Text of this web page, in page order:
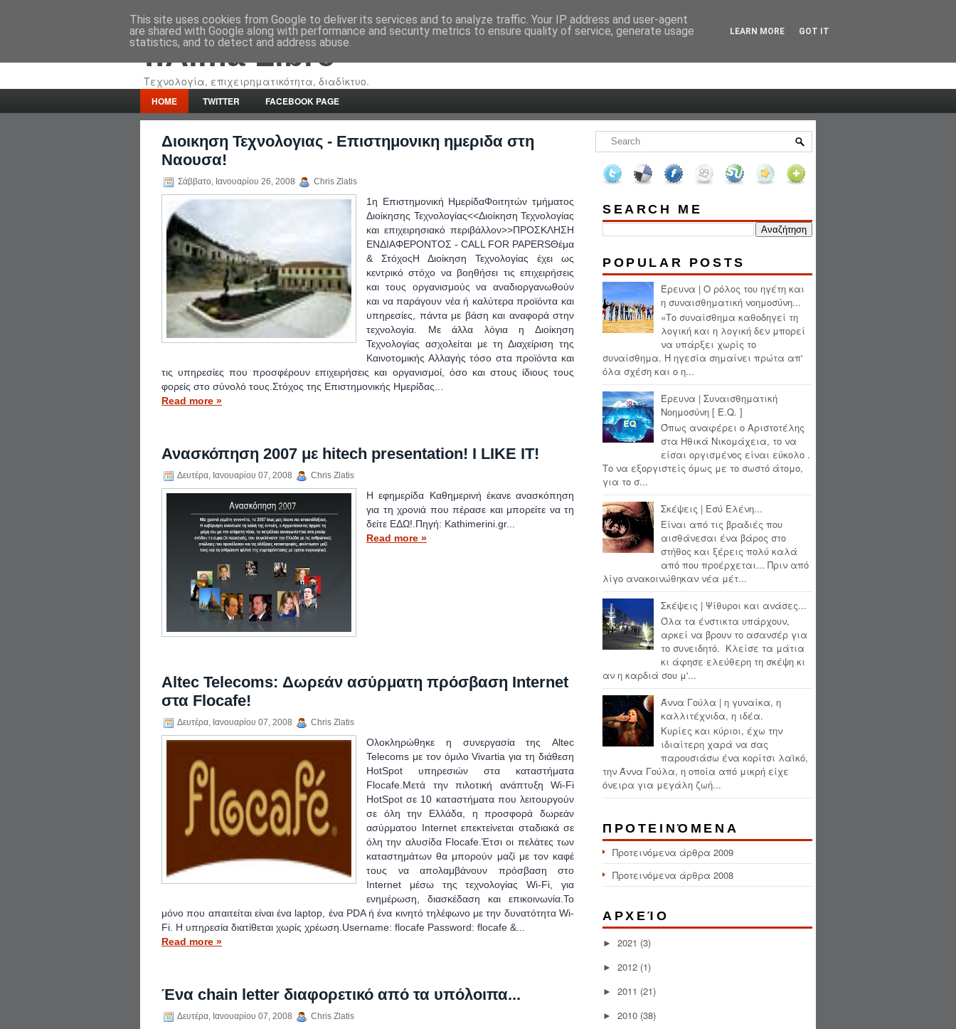
HOME
::Alma Libre
Τεχνολογία, επιχειρηματικότητα, διαδίκτυο.
HOME TWITTER FACEBOOK PAGE
Διοικηση Τεχνολογιας - Επιστημονικη ημεριδα στη
Ναουσα!
Σάββατο, Ιανουαρίου 26, 2008 Chris Zlatis
1η Επιστημονική ΗμερίδαΦοιτητών τμήματος
Διοίκησης Τεχνολογίας<<Διοίκηση Τεχνολογίας
και επιχειρησιακό περιβάλλον>>ΠΡΟΣΚΛΗΣΗ
ΕΝΔΙΑΦΕΡΟΝΤΟΣ - CALL FOR PAPERSΘέμα
& ΣτόχοςΗ Διοίκηση Τεχνολογίας έχει ως
κεντρικό στόχο να βοηθήσει τις επιχειρήσεις
και τους οργανισμούς να αναδιοργανωθούν
και να παράγουν νέα ή καλύτερα προϊόντα και
υπηρεσίες, πάντα με βάση και αναφορά στην
τεχνολογία. Με άλλα λόγια η Διοίκηση
Τεχνολογίας ασχολείται με τη Διαχείριση της
Καινοτομικής Αλλαγής τόσο στα προϊόντα και
τις υπηρεσίες που προσφέρουν επιχειρήσεις και οργανισμοί, όσο και στους ίδιους τους
φορείς στο σύνολό τους.Στόχος της Επιστημονικής Ημερίδας...
Read more »
Ανασκόπηση 2007 με hitech presentation! I LIKE IT!
Δευτέρα, Ιανουαρίου 07, 2008 Chris Zlatis
H εφημερίδα Καθημερινή έκανε ανασκόπηση
για τη χρονιά που πέρασε και μπορείτε να τη
δείτε ΕΔΩ!.Πηγή: Kathimerini.gr...
Read more »
Altec Telecoms: Δωρεάν ασύρματη πρόσβαση Internet
στα Flocafe!
Δευτέρα, Ιανουαρίου 07, 2008 Chris Zlatis
Oλοκληρώθηκε η συνεργασία της Altec
Telecoms με τον όμιλο Vivartia για τη διάθεση
HotSpot υπηρεσιών στα καταστήματα
Flocafe.Μετά την πιλοτική ανάπτυξη Wi-Fi
HotSpot σε 10 καταστήματα που λειτουργούν
σε όλη την Ελλάδα, η προσφορά δωρεάν
ασύρματου Internet επεκτείνεται σταδιακά σε
όλη την αλυσίδα Flocafe.Έτσι οι πελάτες των
καταστημάτων θα μπορούν μαζί με τον καφέ
τους να απολαμβάνουν πρόσβαση στο
Internet μέσω της τεχνολογίας Wi-Fi, για
ενημέρωση, διασκέδαση και επικοινωνία.Το
μόνο που απαιτείται είναι ένα laptop, ένα PDA ή ένα κινητό τηλέφωνο με την δυνατότητα Wi-
Fi. Η υπηρεσία διατίθεται χωρίς χρέωση.Username: flocafe Password: flocafe &...
Read more »
Ένα chain letter διαφορετικό από τα υπόλοιπα...
Δευτέρα, Ιανουαρίου 07, 2008 Chris Zlatis
SEARCH ME
POPULAR POSTS
Έρευνα | Ο ρόλος του ηγέτη και
η συναισθηματική νοημοσύνη...
«Το συναίσθημα καθοδηγεί τη
λογική και η λογική δεν μπορεί
να υπάρξει χωρίς το
συναίσθημα. Η ηγεσία σημαίνει πρώτα απ'
όλα σχέση και ο η...
Έρευνα | Συναισθηματική
Νοημοσύνη [ E.Q. ]
Όπως αναφέρει ο Αριστοτέλης
στα Ηθικά Νικομάχεια, το να
είσαι οργισμένος είναι εύκολο .
Το να εξοργιστείς όμως με το σωστό άτομο,
για το σ...
Σκέψεις | Εσύ Ελένη...
Είναι από τις βραδιές που
αισθάνεσαι ένα βάρος στο
στήθος και ξέρεις πολύ καλά
από που προέρχεται... Πριν από
λίγο ανακοινώθηκαν νέα μέτ...
Σκέψεις | Ψίθυροι και ανάσες...
Όλα τα ένστικτα υπάρχουν,
αρκεί να βρουν το ασανσέρ για
το συνειδητό. Κλείσε τα μάτια
κι άφησε ελεύθερη τη σκέψη κι
αν η καρδιά σου μ'...
Άννα Γούλα | η γυναίκα, η
καλλιτέχνιδα, η ιδέα.
Κυρίες και κύριοι, έχω την
ιδιαίτερη χαρά να σας
παρουσιάσω ένα κορίτσι λαϊκό,
την Άννα Γούλα, η οποία από μικρή είχε
όνειρα για μεγάλη ζωή...
ΠΡΟΤΕΙΝΌΜΕΝΑ
Προτεινόμενα άρθρα 2009
Προτεινόμενα άρθρα 2008
ΑΡΧΕΊΟ
► 2021 (3)
► 2012 (1)
► 2011 (21)
► 2010 (38)
This site uses cookies from Google to deliver its services and to analyze traffic. Your IP address and user-agent
are shared with Google along with performance and security metrics to ensure quality of service, generate usage
statistics, and to detect and address abuse.
LEARN MORE GOT IT